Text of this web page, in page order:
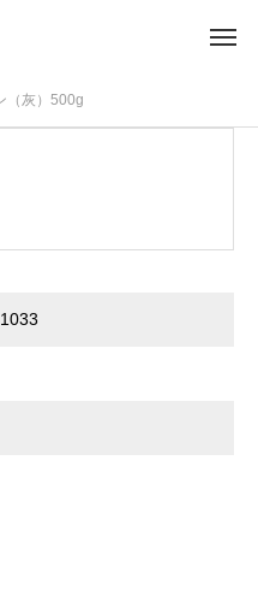
（灰）500g